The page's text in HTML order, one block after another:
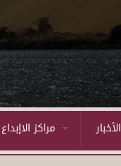
الأخبار